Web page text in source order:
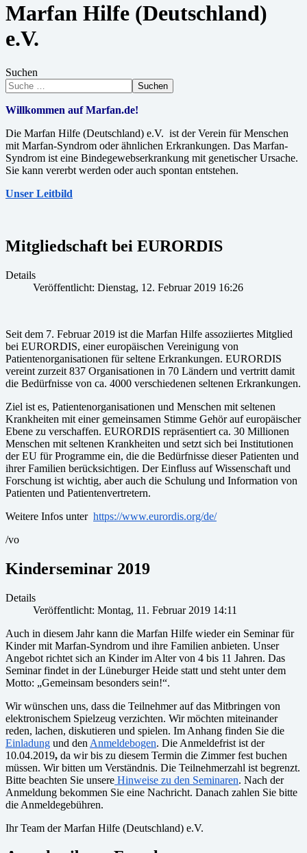
Marfan Hilfe (Deutschland)
e.V.
Suchen
Suchen
Willkommen auf Marfan.de!
Die Marfan Hilfe (Deutschland) e.V. ist der Verein für Menschen
mit Marfan-Syndrom oder ähnlichen Erkrankungen. Das Marfan-
Syndrom ist eine Bindegewebserkrankung mit genetischer Ursache.
Sie kann vererbt werden oder auch spontan entstehen.
Unser Leitbild
Mitgliedschaft bei EURORDIS
Details
Veröffentlicht: Dienstag, 12. Februar 2019 16:26
Seit dem 7. Februar 2019 ist die Marfan Hilfe assoziiertes Mitglied
bei EURORDIS, einer europäischen Vereinigung von
Patientenorganisationen für seltene Erkrankungen. EURORDIS
vereint zurzeit 837 Organisationen in 70 Ländern und vertritt damit
die Bedürfnisse von ca. 4000 verschiedenen seltenen Erkrankungen.
Ziel ist es, Patientenorganisationen und Menschen mit seltenen
Krankheiten mit einer gemeinsamen Stimme Gehör auf europäischer
Ebene zu verschaffen. EURORDIS repräsentiert ca. 30 Millionen
Menschen mit seltenen Krankheiten und setzt sich bei Institutionen
der EU für Programme ein, die die Bedürfnisse dieser Patienten und
ihrer Familien berücksichtigen. Der Einfluss auf Wissenschaft und
Forschung ist wichtig, aber auch die Schulung und Information von
Patienten und Patientenvertretern.
Weitere Infos unter https://www.eurordis.org/de/
/vo
Kinderseminar 2019
Details
Veröffentlicht: Montag, 11. Februar 2019 14:11
Auch in diesem Jahr kann die Marfan Hilfe wieder ein Seminar für
Kinder mit Marfan-Syndrom und ihre Familien anbieten. Unser
Angebot richtet sich an Kinder im Alter von 4 bis 11 Jahren. Das
Seminar findet in der Lüneburger Heide statt und steht unter dem
Motto: „Gemeinsam besonders sein!“.
Wir wünschen uns, dass die Teilnehmer auf das Mitbringen von
elektronischem Spielzeug verzichten. Wir möchten miteinander
reden, lachen, diskutieren und spielen. Im Anhang finden Sie die
Einladung und den Anmeldebogen. Die Anmeldefrist ist der
10.04.2019, da wir bis zu diesem Termin die Zimmer fest buchen
müssen. Wir bitten um Verständnis. Die Teilnehmerzahl ist begrenzt.
Bitte beachten Sie unsere Hinweise zu den Seminaren. Nach der
Anmeldung bekommen Sie eine Nachricht. Danach zahlen Sie bitte
die Anmeldegebühren.
Ihr Team der Marfan Hilfe (Deutschland) e.V.